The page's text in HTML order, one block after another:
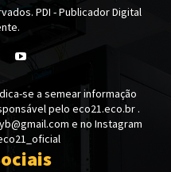
PDI - Publicador Digital
se a semear informação
pelo eco21.eco.br .
e no Instagram